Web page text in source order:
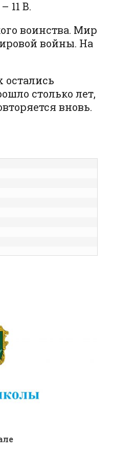
11 В.
воинства. Мир
войны. На
столько лет,
вновь.